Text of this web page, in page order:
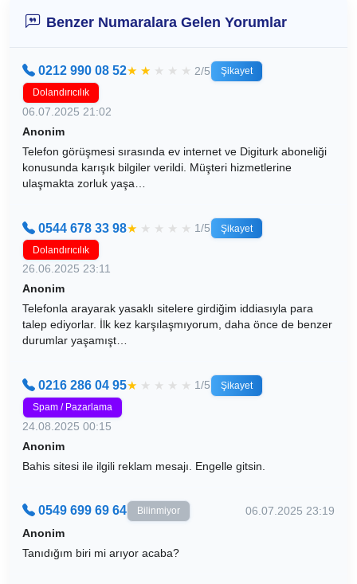
Benzer Numaralara Gelen Yorumlar
0212 990 08 52★ ★ ★ ★ ★ 2/5
Şikayet
Dolandırıcılık
06.07.2025 21:02
Anonim
Telefon görüşmesi sırasında ev internet ve Digiturk aboneliği
konusunda karışık bilgiler verildi. Müşteri hizmetlerine
ulaşmakta zorluk yaşa…
0544 678 33 98★ ★ ★ ★ ★ 1/5
Şikayet
Dolandırıcılık
26.06.2025 23:11
Anonim
Telefonla arayarak yasaklı sitelere girdiğim iddiasıyla para
talep ediyorlar. İlk kez karşılaşmıyorum, daha önce de benzer
durumlar yaşamışt…
0216 286 04 95★ ★ ★ ★ ★ 1/5
Şikayet
Spam / Pazarlama
24.08.2025 00:15
Anonim
Bahis sitesi ile ilgili reklam mesajı. Engelle gitsin.
0549 699 69 64 Bilinmiyor
06.07.2025 23:19
Anonim
Tanıdığım biri mi arıyor acaba?